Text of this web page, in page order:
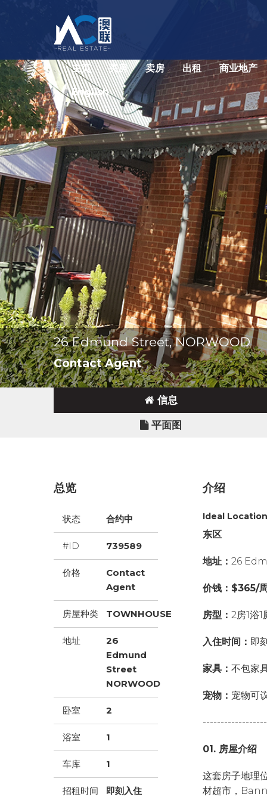
主页 买房 卖房 出租 商业地产
English
26 Edmund Street, NORWOOD
Contact Agent
信息
平面图
总览
状态 合约中
#ID 739589
价格
Contact
Agent
房屋种类 TOWNHOUSE
地址
26
Edmund
Street
NORWOOD
卧室 2
浴室 1
车库 1
招租时间 即刻入住
介绍
Ideal
东区
地址： 26
价钱： $365/
房型： 2房1浴1
入住时间： 即
家具： 不包家
宠物： 宠物可
01. 房屋介绍
这套房子地理
材超市，